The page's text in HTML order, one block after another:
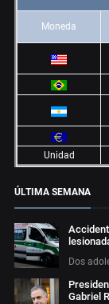
Moneda
Unidad
ÚLTIMA SEMANA
Dos
Gabriel